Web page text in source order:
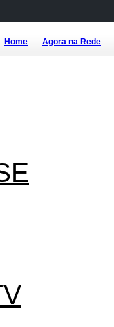
Home Agora na Rede